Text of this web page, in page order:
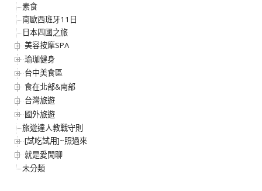
素食
南歐西班牙11日
日本四國之旅
美容按摩SPA
瑜珈健身
台中美食區
食在北部&南部
台灣旅遊
國外旅遊
旅遊達人教戰守則
[試吃試用]~照過來
就是愛閒聊
未分類